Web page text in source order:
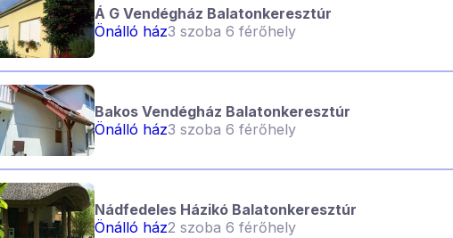
Á G Vendégház Balatonkeresztúr
Önálló ház3 szoba 6 férőhely
Bakos Vendégház Balatonkeresztúr
Önálló ház3 szoba 6 férőhely
Nádfedeles Házikó Balatonkeresztúr
Önálló ház2 szoba 6 férőhely